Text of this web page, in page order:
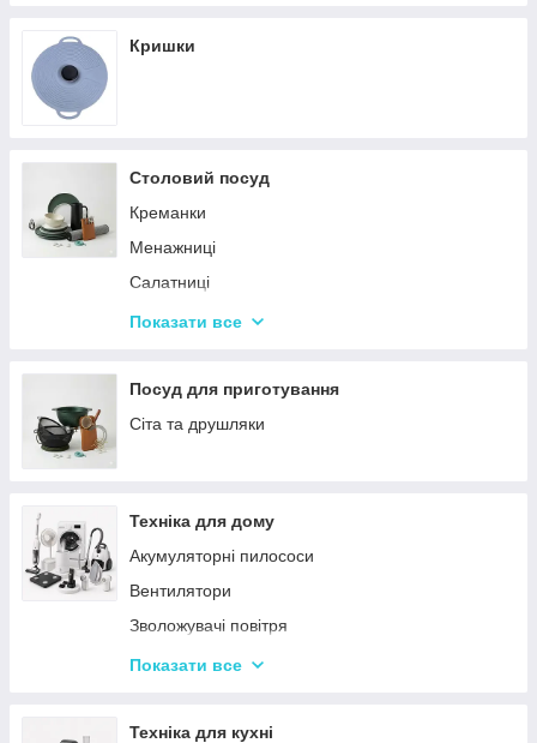
Кришки
Столовий посуд
Креманки
Менажниці
Салатниці
Сітки та кошики для фрі
Посуд для дітей
Сервізи
Бульйонниці
Тарілки
Показати все
Посуд для приготування
Сіта та друшляки
Техніка для дому
Акумуляторні пилососи
Вентилятори
Зволожувачі повітря
Пральні машинки
Набори для грумінгу
Показати все
Техніка для кухні